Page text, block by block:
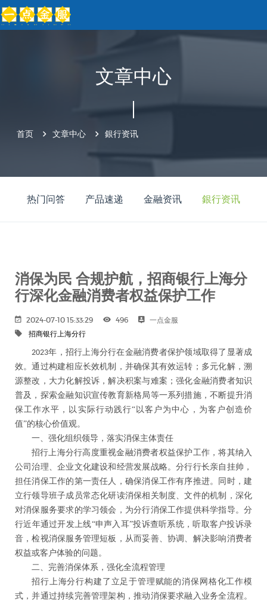
文章中心
首页 文章中心 銀行资讯
热门问答 产品速递 金融资讯 銀行资讯
消保为民 合规护航，招商银行上海分
行深化金融消费者权益保护工作
2024-07-10 15:33:29 496
一点金服
招商银行上海分行
2023年，招行上海分行在金融消费者保护领域取得了显著成
效。通过构建相应长效机制，并确保其有效运转；多元化解，溯
源整改，大力化解投诉，解决积案与难案；强化金融消费者知识
普及，探索金融知识宣传教育新格局等一系列措施，不断提升消
保工作水平，以实际行动践行“以客户为中心，为客户创造价
值”的核心价值观。
一、强化组织领导，落实消保主体责任
招行上海分行高度重视金融消费者权益保护工作，将其纳入
公司治理、企业文化建设和经营发展战略。分行行长亲自挂帅，
担任消保工作的第一责任人，确保消保工作有序推进。同时，建
立行领导班子成员常态化研读消保相关制度、文件的机制，深化
对消保服务要求的学习领会，为分行消保工作提供科学指导。分
行近年通过开发上线“申声入耳”投诉查听系统，听取客户投诉录
音，检视消保服务管理短板，从而妥善、协调、解决影响消费者
权益或客户体验的问题。
二、完善消保体系，强化全流程管理
招行上海分行构建了立足于管理赋能的消保网格化工作模
式，并通过持续完善管理架构，推动消保要求融入业务全流程。